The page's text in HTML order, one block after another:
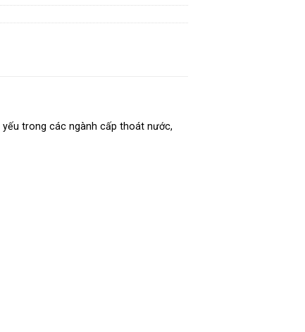
trong các ngành cấp thoát nước,